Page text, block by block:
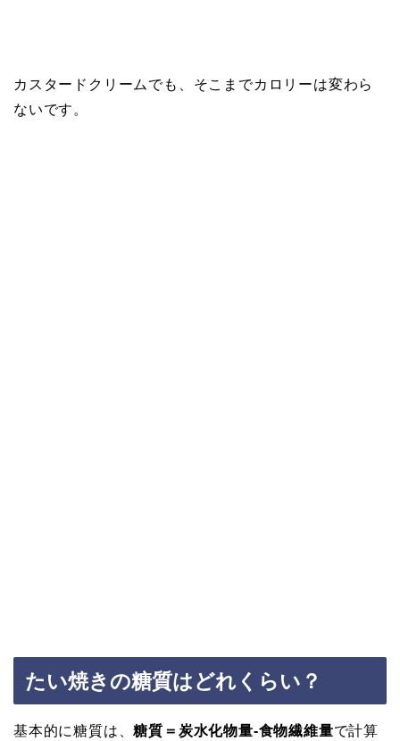
カスタードクリームでも、そこまでカロリーは変わら
ないです。
たい焼きの糖質はどれくらい？
基本的に糖質は、糖質＝炭水化物量-食物繊維量で計算